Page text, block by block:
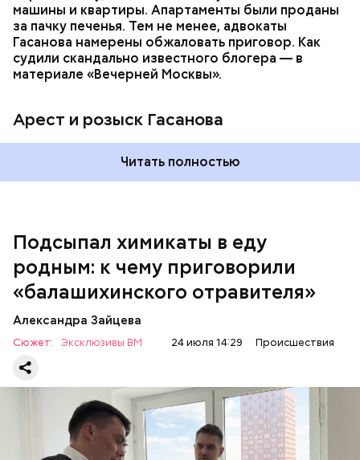
машины и квартиры. Апартаменты были проданы
за пачку печенья. Тем не менее, адвокаты
Гасанова намерены обжаловать приговор. Как
судили скандально известного блогера — в
материале «Вечерней Москвы».
Арест и розыск Гасанова
Читать полностью
Подсыпал химикаты в еду
родным: к чему приговорили
«балашихинского отравителя»
Александра Зайцева
Сюжет: Эксклюзивы ВМ 24 июля 14:29 Происшествия
Play
Video
Началось расследование. В квартире потерпевших
Также отравленную пищу ела его младшая сестра.
уже травил других людей.